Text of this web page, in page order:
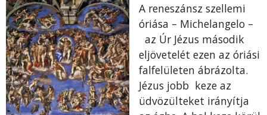
A reneszánsz szellemi
óriása – Michelangelo –
az Úr Jézus második
eljövetelét ezen az óriási
falfelületen ábrázolta.
Jézus jobb keze az
üdvözülteket irányítja